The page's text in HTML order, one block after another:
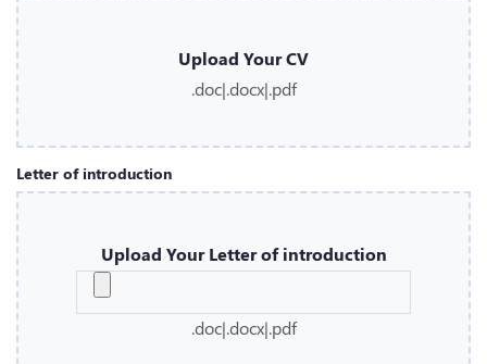
Upload Your CV
.doc|.docx|.pdf
Letter of introduction
Upload Your Letter of introduction
.doc|.docx|.pdf